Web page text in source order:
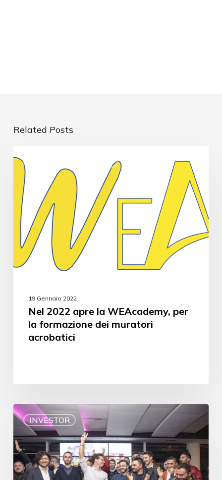
Related Posts
19 Gennaio 2022
Nel 2022 apre la WEAcademy, per
la formazione dei muratori
acrobatici
INVESTOR